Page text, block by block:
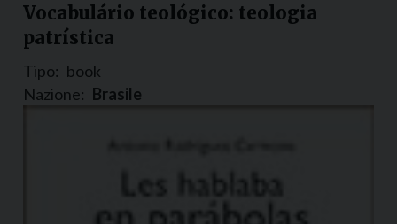
Vocabulário teológico: teologia
patrística
Tipo: book
Nazione: Brasile